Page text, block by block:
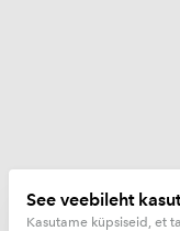
See veebileht
Kasutame küpsiseid, et